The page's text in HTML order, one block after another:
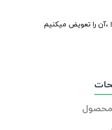
،آن را تعویض میکنیم